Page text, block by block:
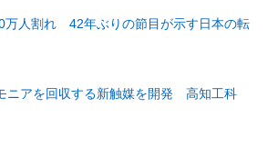
万人割れ 42年ぶりの節目が示す日本の転
ニアを回収する新触媒を開発 高知工科